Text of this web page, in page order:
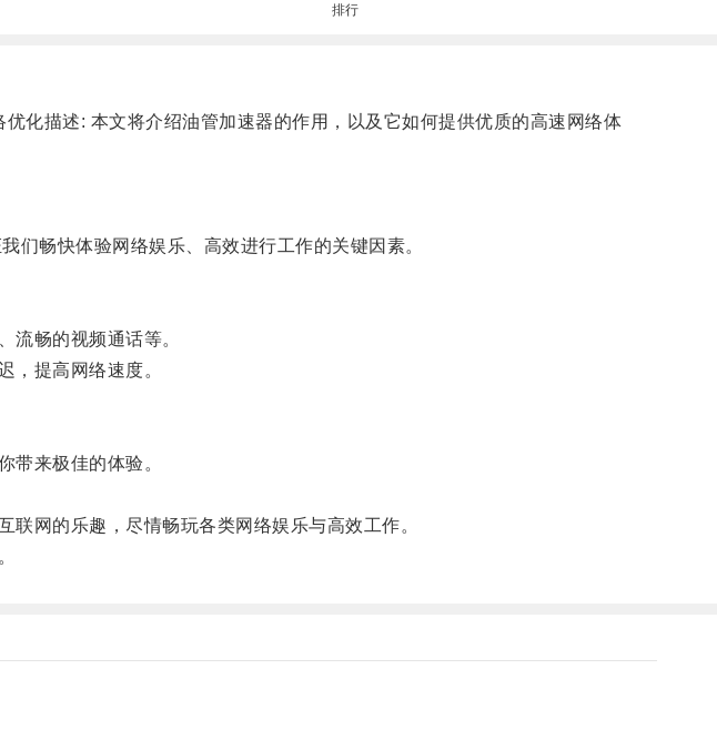
排行
描述: 本文将介绍油管加速器的作用，以及它如何提供优质的高速网络体
畅快体验网络娱乐、高效进行工作的关键因素。
畅的视频通话等。
提高网络速度。
来极佳的体验。
网的乐趣，尽情畅玩各类网络娱乐与高效工作。